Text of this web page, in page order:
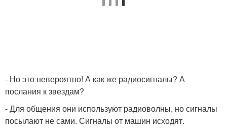
- Но это невероятно! А как же радиосигналы? А
послания к звездам?
- Для общения они используют радиоволны, но сигналы
посылают не сами. Сигналы от машин исходят.